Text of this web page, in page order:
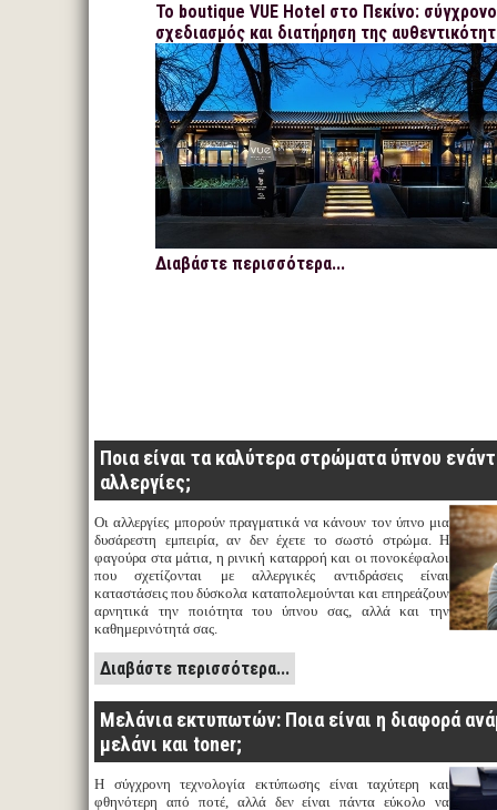
Το boutique VUE Hotel στο Πεκίνο:
σχεδιασμός και διατήρηση της
Διαβάστε περισσότερα...
Ποια είναι τα καλύτερα στρώματα ύπνου
αλλεργίες;
Οι αλλεργίες μπορούν πραγματικά να κάνουν τον ύπνο μια
δυσάρεστη εμπειρία, αν δεν έχετε το σωστό στρώμα. Η
φαγούρα στα μάτια, η ρινική καταρροή και οι πονοκέφαλοι
που σχετίζονται με αλλεργικές αντιδράσεις είναι
καταστάσεις που δύσκολα καταπολεμούνται και επηρεάζουν
αρνητικά την ποιότητα του ύπνου σας, αλλά και την
καθημερινότητά σας.
Διαβάστε περισσότερα...
Μελάνια εκτυπωτών: Ποια είναι η διαφορά
μελάνι και toner;
Η σύγχρονη τεχνολογία εκτύπωσης είναι ταχύτερη και
φθηνότερη από ποτέ, αλλά δεν είναι πάντα εύκολο να